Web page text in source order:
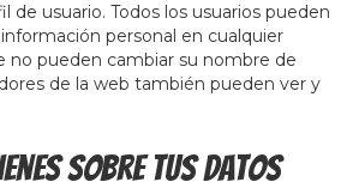
de usuario. Todos los usuarios pueden
personal en cualquier
pueden cambiar su nombre de
de la web también pueden ver y
sobre tus datos